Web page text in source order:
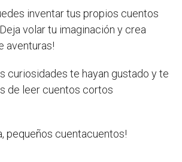
inventar tus propios cuentos
volar tu imaginación y crea
aventuras!
curiosidades te hayan gustado y te
de leer cuentos cortos
pequeños cuentacuentos!